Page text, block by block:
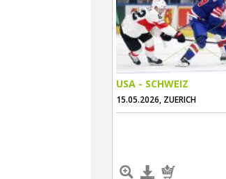
USA - SCHWEIZ
15.05.2026, ZUERICH